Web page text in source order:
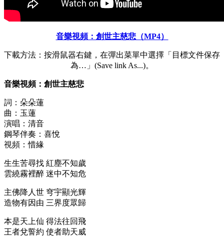
音樂視頻：創世主慈悲（MP4）
下載方法：按滑鼠器右鍵，在彈出菜單中選擇「目標文件保存
為…」(Save link As...)。
音樂視頻：創世主慈悲
詞：朵朵蓮
曲：玉蓮
演唱：清音
鋼琴伴奏：喜悅
視頻：惜緣
生生苦尋找 紅塵不知歲
雲繞霧裡醉 迷中不知危
主佛降人世 穹宇顯光輝
造物有因由 三界度眾歸
本是天上仙 得法往回飛
王者兌誓約 使者助天威